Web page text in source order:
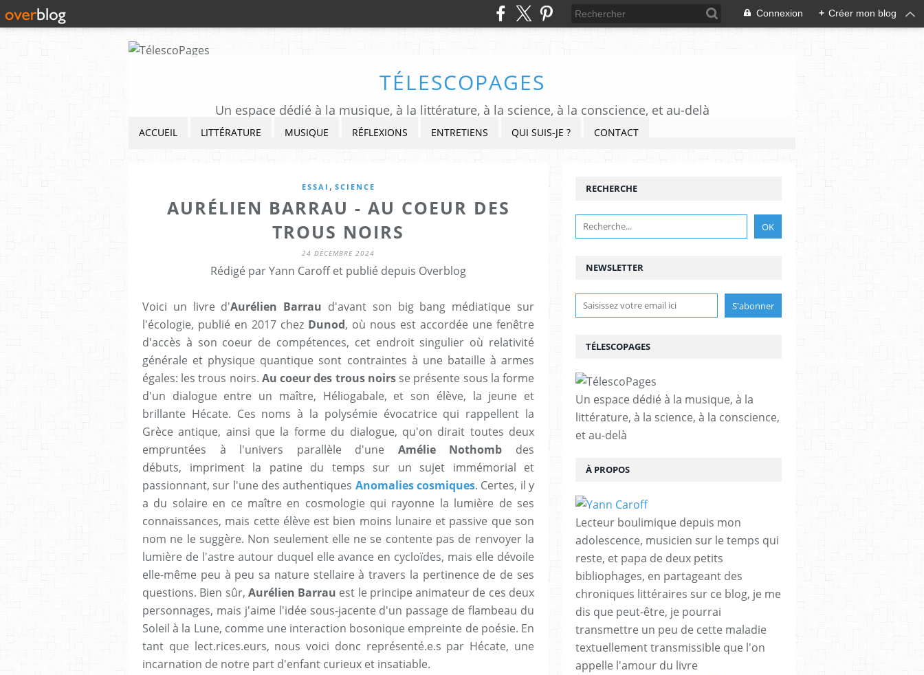
Connexion + Créer mon blog
TÉLESCOPAGES
Un espace dédié à la musique, à la littérature, à la science, à la conscience, et au-delà
ACCUEIL LITTÉRATURE MUSIQUE RÉFLEXIONS ENTRETIENS QUI SUIS-JE ? CONTACT
ESSAI , SCIENCE
AURÉLIEN BARRAU - AU COEUR DES
TROUS NOIRS
24 DÉCEMBRE 2024
Rédigé par Yann Caroff et publié depuis Overblog
Voici un livre d'Aurélien Barrau d'avant son big bang médiatique sur
l'écologie, publié en 2017 chez Dunod, où nous est accordée une fenêtre
d'accès à son coeur de compétences, cet endroit singulier où relativité
générale et physique quantique sont contraintes à une bataille à armes
égales: les trous noirs. Au coeur des trous noirsse présente sous la forme
d'un dialogue entre un maître, Héliogabale, et son élève, la jeune et
brillante Hécate. Ces noms à la polysémie évocatrice qui rappellent la
Grèce antique, ainsi que la forme du dialogue, qu'on dirait toutes deux
empruntées à l'univers parallèle d'une Amélie Nothomb des
débuts, impriment la patine du temps sur un sujet immémorial et
passionnant, sur l'une des authentiques Anomalies cosmiques. Certes, il y
a du solaire en ce maître en cosmologie qui rayonne la lumière de ses
connaissances, mais cette élève est bien moins lunaire et passive que son
nom ne le suggère. Non seulement elle ne se contente pas de renvoyer la
lumière de l'astre autour duquel elle avance en cycloïdes, mais elle dévoile
elle-même peu à peu sa nature stellaire à travers la pertinence de de ses
questions. Bien sûr, Aurélien Barrau est le principe animateur de ces deux
personnages, mais j'aime l'idée sous-jacente d'un passage de flambeau du
Soleil à la Lune, comme une interaction bosonique empreinte de poésie. En
tant que lect.rices.eurs, nous voici donc représenté.e.s par Hécate, une
incarnation de notre part d'enfant curieux et insatiable.
NEWSLETTER
RECHERCHE
TÉLESCOPAGES
Un espace dédié à la musique, à la
littérature, à la science, à la conscience,
et au-delà
À PROPOS
Lecteur boulimique depuis mon
adolescence, musicien sur le temps qui
reste, et papa de deux petits
bibliophages, en partageant des
chroniques littéraires sur ce blog, je me
dis que peut-être, je pourrai
transmettre un peu de cette maladie
textuellement transmissible que l'on
appelle l'amour du livre